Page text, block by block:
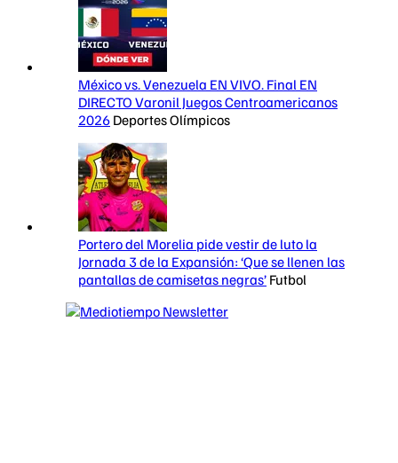
México vs. Venezuela EN VIVO. Final EN
DIRECTO Varonil Juegos Centroamericanos
2026 Deportes Olímpicos
Portero del Morelia pide vestir de luto la
Jornada 3 de la Expansión: ‘Que se llenen las
pantallas de camisetas negras’ Futbol